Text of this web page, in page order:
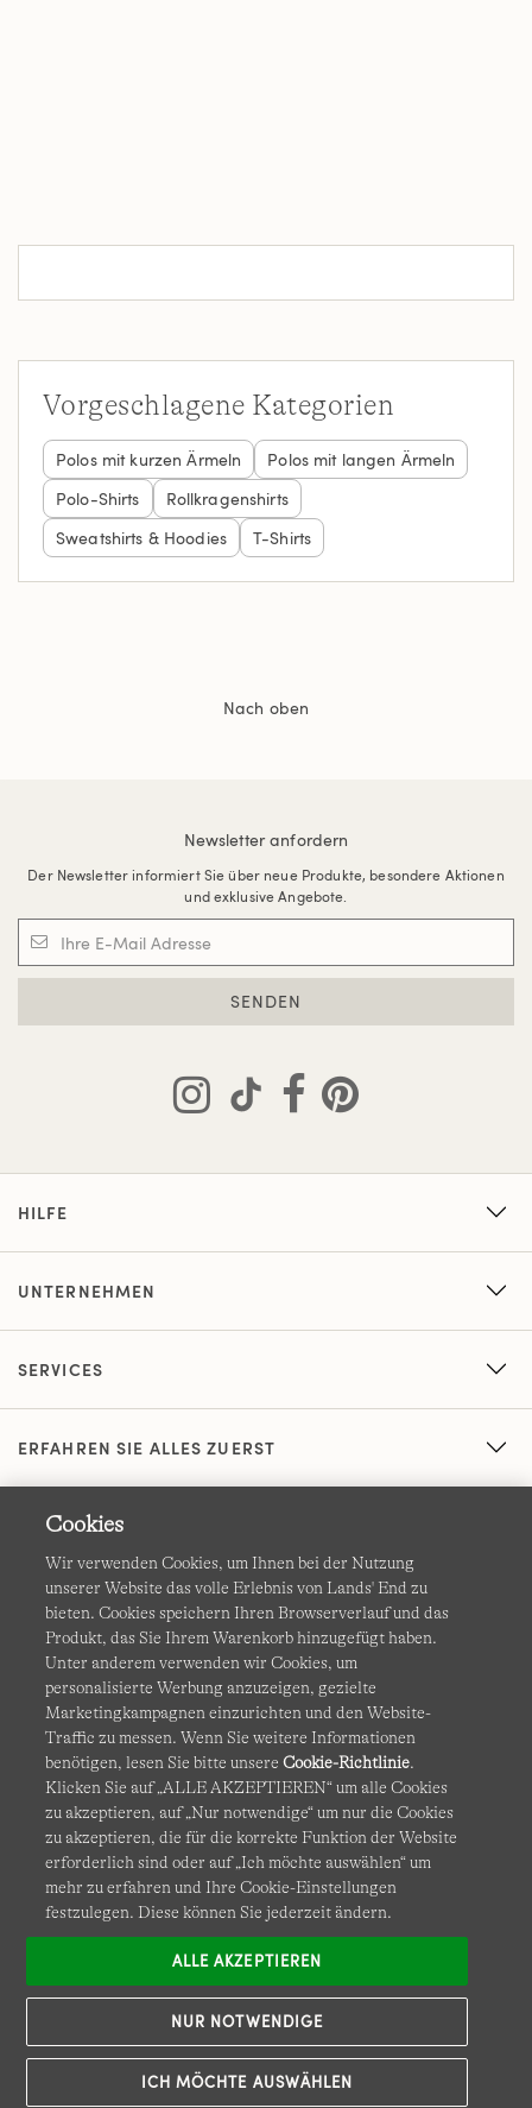
Vorgeschlagene Kategorien
Polos mit kurzen Ärmeln
Polos mit langen Ärmeln
Polo-Shirts
Rollkragenshirts
Sweatshirts & Hoodies
T-Shirts
Nach oben
Newsletter anfordern
Der Newsletter informiert Sie über neue Produkte, besondere Aktionen
und exklusive Angebote.
SENDEN
HILFE
UNTERNEHMEN
SERVICES
ERFAHREN SIE ALLES ZUERST
AGB Datenschutz & Sicherheit
Cookies Ich möchte auswählen Barrierefreiheit
Site Map Internationale Websites
Diese Website ist durch reCAPTCHA geschützt. Es gelten die
Datenschutzerklärung undNutzungsbedingungenvon
Google.
© COPYRIGHT LANDS' END EUROPE
Cookies
Wir verwenden Cookies, um Ihnen bei der Nutzung
unserer Website das volle Erlebnis von Lands' End zu
bieten. Cookies speichern Ihren Browserverlauf und das
Produkt, das Sie Ihrem Warenkorb hinzugefügt haben.
Unter anderem verwenden wir Cookies, um
personalisierte Werbung anzuzeigen, gezielte
Marketingkampagnen einzurichten und den Website-
Traffic zu messen. Wenn Sie weitere Informationen
benötigen, lesen Sie bitte unsereCookie-Richtlinie.
Klicken Sie auf „ALLE AKZEPTIEREN“ um alle Cookies
zu akzeptieren, auf „Nur notwendige“ um nur die Cookies
zu akzeptieren, die für die korrekte Funktion der Website
erforderlich sind oder auf „Ich möchte auswählen“ um
mehr zu erfahren und Ihre Cookie-Einstellungen
festzulegen. Diese können Sie jederzeit ändern.
ICH MÖCHTE AUSWÄHLEN
NUR NOTWENDIGE
ALLE AKZEPTIEREN